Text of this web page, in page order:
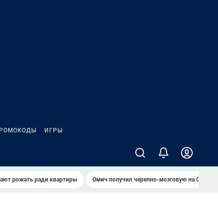
ИГРЫ
рожать ради квартиры Омич получил черепно-мозговую на ОНПЗ